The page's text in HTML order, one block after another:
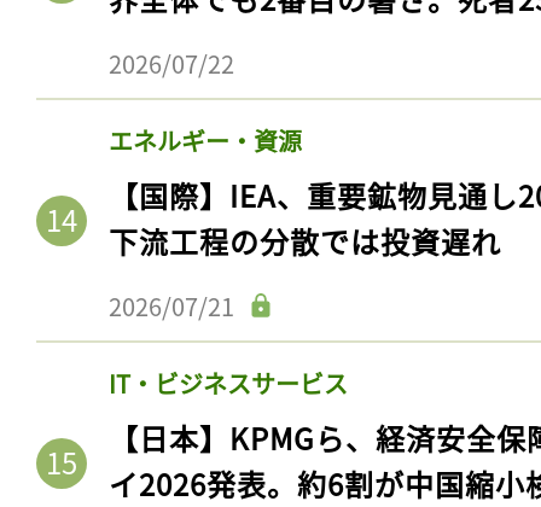
2026/07/22
エネルギー・資源
【国際】IEA、重要鉱物見通
下流工程の分散では投資遅れ
2026/07/21
IT・ビジネスサービス
【日本】KPMGら、経済安全
イ2026発表。約6割が中国縮小